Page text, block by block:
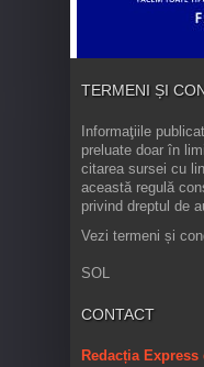
TERMENI ȘI
Informaţiile
preluate doar în
citarea sursei cu
această regulă
privind dreptul de
Vezi termeni și
SOL
CONTACT
Redacția Express